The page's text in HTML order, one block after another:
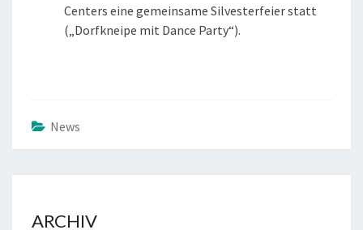
Centers eine gemeinsame Silvesterfeier statt
(„Dorfkneipe mit Dance Party“).
News
ARCHIV